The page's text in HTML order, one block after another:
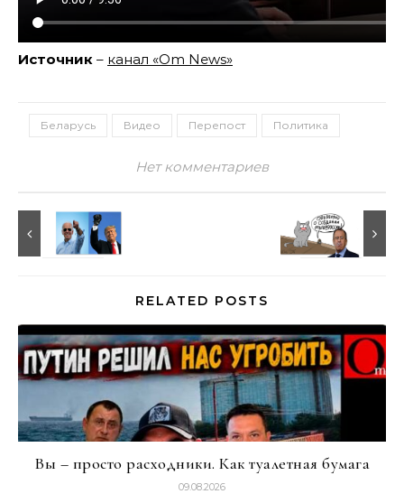
Источник – канал «Om News»
Беларусь Видео Перепост Политика
Нет комментариев
RELATED POSTS
Вы – просто расходники. Как туалетная бумага
09.08.2026